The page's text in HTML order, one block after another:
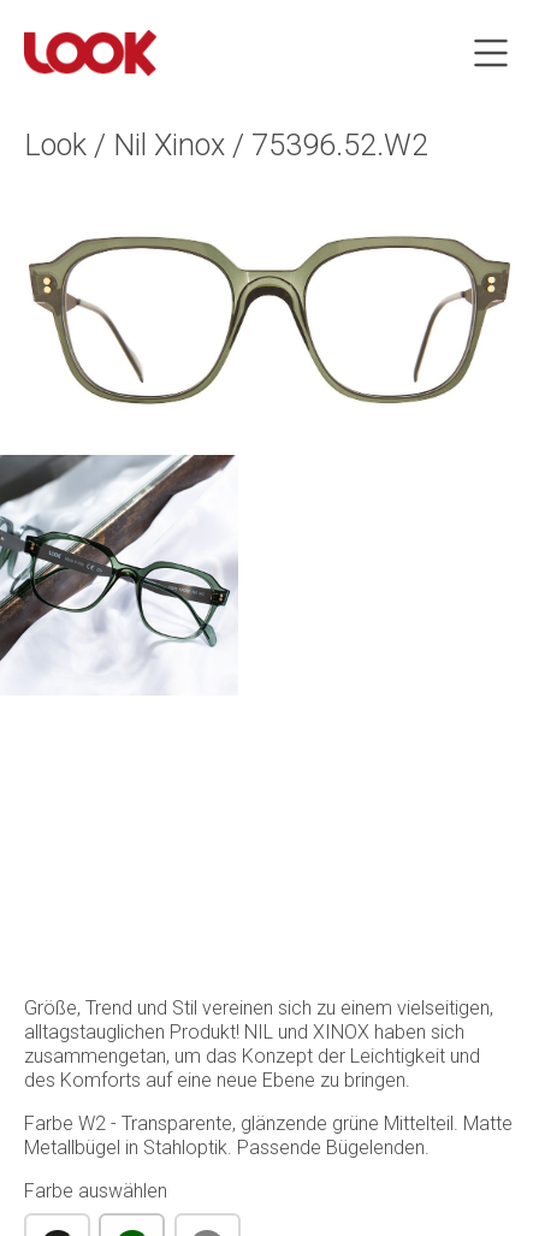
Look / Nil Xinox / 75396.52.W2
Größe, Trend und Stil vereinen sich zu einem vielseitigen,
alltagstauglichen Produkt! NIL und XINOX haben sich
zusammengetan, um das Konzept der Leichtigkeit und
des Komforts auf eine neue Ebene zu bringen.
Farbe W2 - Transparente, glänzende grüne Mittelteil. Matte
Metallbügel in Stahloptik. Passende Bügelenden.
Farbe auswählen